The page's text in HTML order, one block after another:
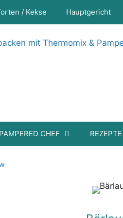
/ Kekse Hauptgericht
PAMPERED CHEF REZEPTE